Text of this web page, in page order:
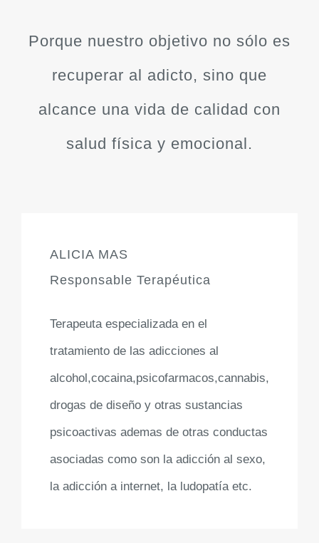
Porque nuestro objetivo no sólo es
recuperar al adicto, sino que
alcance una vida de calidad con
salud física y emocional.
ALICIA MAS
Responsable Terapéutica
Terapeuta especializada en el
tratamiento de las adicciones al
alcohol,cocaina,psicofarmacos,cannabis,
drogas de diseño y otras sustancias
psicoactivas ademas de otras conductas
asociadas como son la adicción al sexo,
la adicción a internet, la ludopatía etc.